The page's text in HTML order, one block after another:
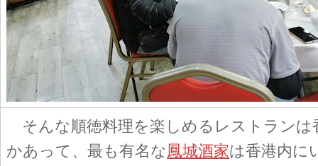
そんな順徳料理を楽しめるレストランは
かあって、最も有名な鳳城酒家は香港内に